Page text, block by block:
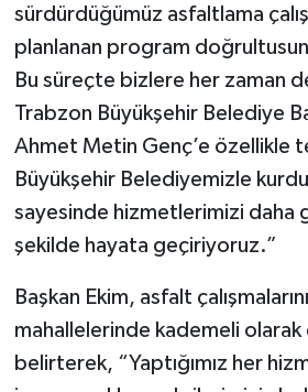
sürdürdüğümüz asfaltlama
planlanan program
Bu süreçte bizlere her zaman
Trabzon Büyükşehir Belediye
Ahmet Metin Genç’e özellikle
Büyükşehir Belediyemizle
sayesinde hizmetlerimizi daha
şekilde hayata geçiriyoruz.”
Başkan Ekim, asfalt
mahallelerinde kademeli
belirterek, “Yaptığımız her